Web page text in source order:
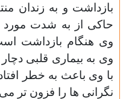
بازداشت و به زندان
حاکی از به شدت
وی هنگام بازداشت
وی به بیماری قلبی
با وی باعث به خطر
نگرانی ها را فزون تر